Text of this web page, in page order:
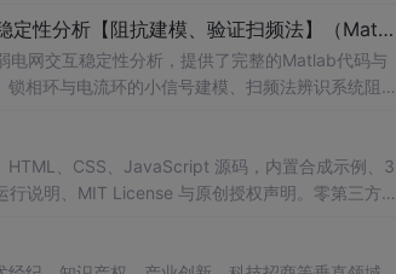
研工作中“借力”与创新思维的重要性，鼓励研究
而深化对数值稳定性与计算精度之间平衡关系的
【博士论文复现】光伏并网逆变器序阻抗建模、扫频辨识与弱电网交互稳定性分析【阻抗建模、验证扫频法】（Matlab代码、Simulink仿真实现）
电网交互稳定性分析，提供了完整的Matlab代码与
相环与电流环的小信号建模、扫频法辨识系统阻
力电子、自动控制理论基础，熟悉Matlab/Simulin
。; 使用场景及目标：① 复现博士论文中关于光
）在实际系统中的应用技巧；③ 利用提供的
密结合。建议使用者首先梳理文档中的理论框
HTML、CSS、JavaScript 源码，内置合成示例、3
说明、MIT License 与原创授权声明。零第三方
态服务器打开 index.html。